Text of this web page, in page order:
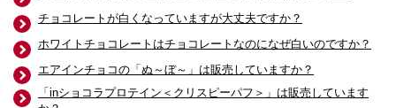
チョコレートが白くなっていますが大丈夫ですか？
ホワイトチョコレートはチョコレートなのになぜ白いのですか？
エアインチョコの「ぬ～ぼ～」は販売していますか？
「inショコラプロテイン＜クリスピーパフ＞」は販売しています